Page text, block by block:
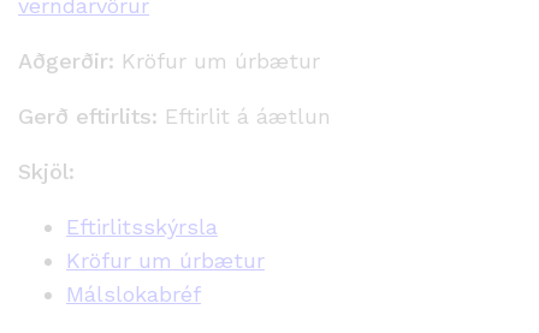
verndar­vörur
Aðgerðir: Kröfur um úrbætur
Gerð eftirlits: Eftirlit á áætlun
Skjöl:
Eftirlitsskýrsla
Kröfur um úrbætur
Málslokabréf